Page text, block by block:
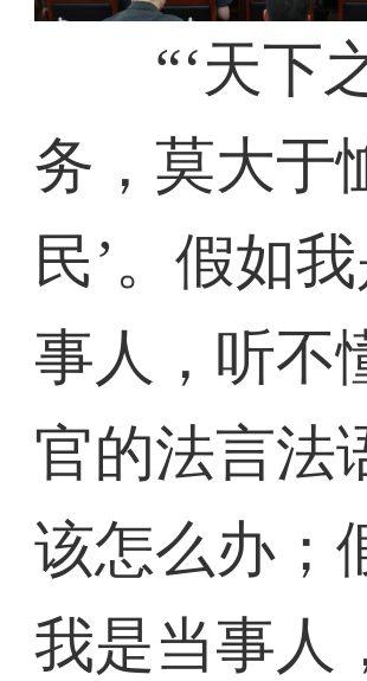
“‘天下
务，莫大于
民’。假如
事人，听不
官的法言法
该怎么办；
我是当事人